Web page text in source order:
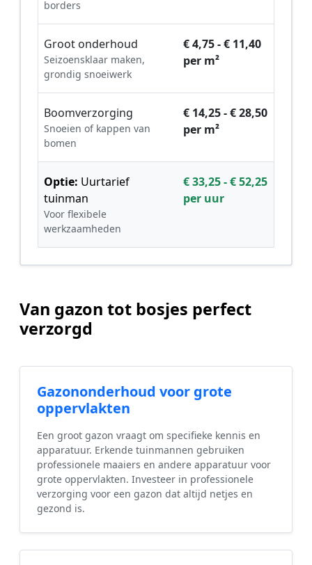
borders
Groot onderhoud
Seizoensklaar maken,
grondig snoeiwerk
€ 4,75 - € 11,40
per m²
Boomverzorging
Snoeien of kappen van
bomen
€ 14,25 - € 28,50
per m²
Optie: Uurtarief
tuinman
Voor flexibele
werkzaamheden
€ 33,25 - € 52,25
per uur
Van gazon tot bosjes perfect
verzorgd
Gazononderhoud voor grote
oppervlakten
Een groot gazon vraagt om specifieke kennis en
apparatuur. Erkende tuinmannen gebruiken
professionele maaiers en andere apparatuur voor
grote oppervlakten. Investeer in professionele
verzorging voor een gazon dat altijd netjes en
gezond is.